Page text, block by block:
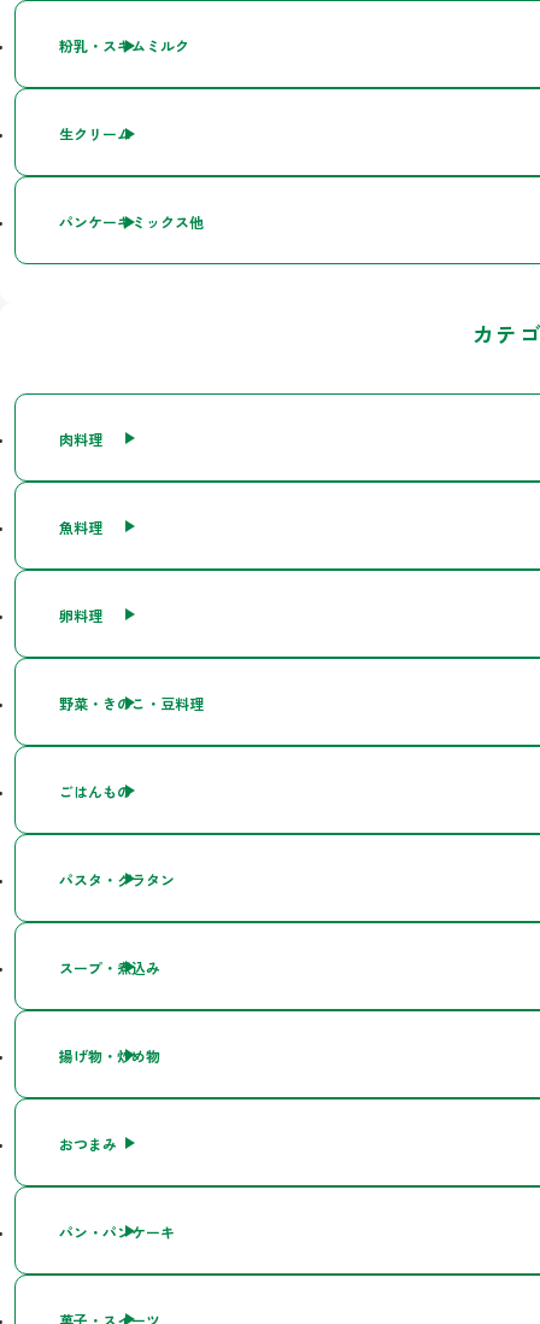
粉乳・スキムミルク
生クリーム
パンケーキミックス他
カテ
肉料理
魚料理
卵料理
野菜・きのこ・豆料理
ごはんもの
パスタ・グラタン
スープ・煮込み
揚げ物・炒め物
おつまみ
パン・パンケーキ